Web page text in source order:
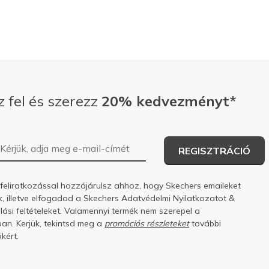
fel és szerezz 20% kedvezményt*
E-mail-cím
REGISZTRÁCIÓ
hozzájárulsz ahhoz, hogy Skechers emaileket
illetve elfogadod a Skechers Adatvédelmi Nyilatkozatot &
feltételeket. Valamennyi termék nem szerepel a
Kerjük, tekintsd meg a promóciós részletekettovábbi